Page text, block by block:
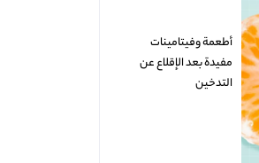
أطعمة وفيتامينات
مفيدة بعد الإقلاع عن
التدخين